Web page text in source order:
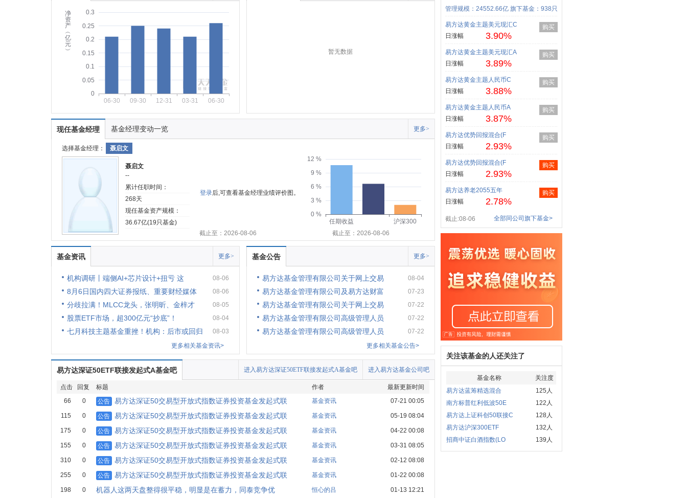
净
资
产
︵
亿
元
︶
0
0.05
0.1
0.15
0.2
0.25
0.3
06-30 09-30 12-31 03-31 06-30
暂无数据
现任基金经理 基金经理变动一览 更多>
选择基金经理： 聂启文
聂启文
--
累计任职时间：
268天
现任基金资产规模：
36.67亿(19只基金)
登录后,可查看基金经理业绩评价图。
0 %
3 %
6 %
9 %
12 %
任期收益
沪深300
截止至：2026-08-06
截止至：2026-08-06
基金资讯 更多>
机构调研丨端侧AI+芯片设计+扭亏 这 08-06
8月6日国内四大证券报纸、重要财经媒体 08-06
分歧拉满！MLCC龙头，张明昕、金梓才 08-05
股票ETF市场，超300亿元“抄底”！ 08-04
七月科技主题基金重挫！机构：后市或回归
08-03
更多相关基金资讯>
基金公告 更多>
易方达基金管理有限公司关于网上交易 08-04
易方达基金管理有限公司及易方达财富 07-23
易方达基金管理有限公司关于网上交易 07-22
易方达基金管理有限公司高级管理人员 07-22
易方达基金管理有限公司高级管理人员
07-22
更多相关基金公告>
易方达深证50ETF联接发起式A基金吧 进入易方达基金公司吧
进入易方达深证50ETF联接发起式A基金吧
点击 回复 标题 作者
最新更新时间
66
0 公告 易方达深证50交易型开放式指数证券投资基金发起式联 基金资讯 07-21 00:05
115 0 公告 易方达深证50交易型开放式指数证券投资基金发起式联 基金资讯 05-19 08:04
175 0 公告 易方达深证50交易型开放式指数证券投资基金发起式联 基金资讯 04-22 00:08
155 0 公告 易方达深证50交易型开放式指数证券投资基金发起式联 基金资讯 03-31 08:05
310 0 公告 易方达深证50交易型开放式指数证券投资基金发起式联 基金资讯 02-12 08:08
255 0 公告 易方达深证50交易型开放式指数证券投资基金发起式联 基金资讯 01-22 00:08
198 0 机器人这两天盘整得很平稳，明显是在蓄力，同泰竞争优 恒心的吕 01-13 12:21
管理规模：24552.66亿 旗下基金：938只
易方达黄金主题美元现汇C
日涨幅
3.90%
购买
易方达黄金主题美元现汇A
日涨幅
3.89%
购买
易方达黄金主题人民币C
日涨幅
3.88%
购买
易方达黄金主题人民币A
日涨幅
3.87%
购买
易方达优势回报混合(F
日涨幅
2.93%
购买
易方达优势回报混合(F
日涨幅
2.93%
购买
易方达养老2055五年
日涨幅
2.78%
购买
截止:08-06 全部同公司旗下基金>
关注该基金的人还关注了
基金名称
关注度
易方达蓝筹精选混合
125人
南方标普红利低波50E
122人
易方达上证科创50联接C
128人
易方达沪深300ETF
132人
招商中证白酒指数(LO
139人